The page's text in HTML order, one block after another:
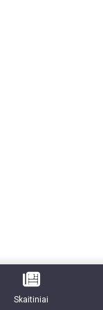
Skaitiniai